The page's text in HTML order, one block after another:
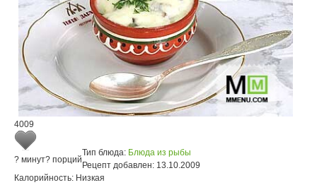
4009
? минут? порций
Тип блюда: Блюда из рыбы
Рецепт добавлен: 13.10.2009
Калорийность: Низкая